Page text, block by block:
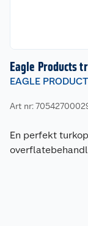
Eagle Products
EAGLE
Art nr:
En perfekt